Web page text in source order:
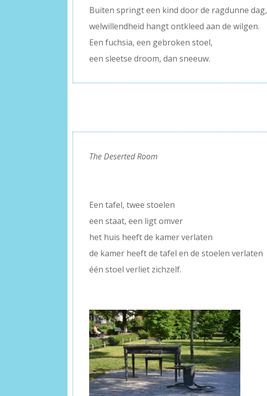
Buiten springt een kind door de ragdunne dag,
welwillendheid hangt ontkleed aan de wilgen.
Een fuchsia, een gebroken stoel,
een sleetse droom, dan sneeuw.
The Deserted Room
Een tafel, twee stoelen
een staat, een ligt omver
het huis heeft de kamer verlaten
de kamer heeft de tafel en de stoelen verlaten
één stoel verliet zichzelf.